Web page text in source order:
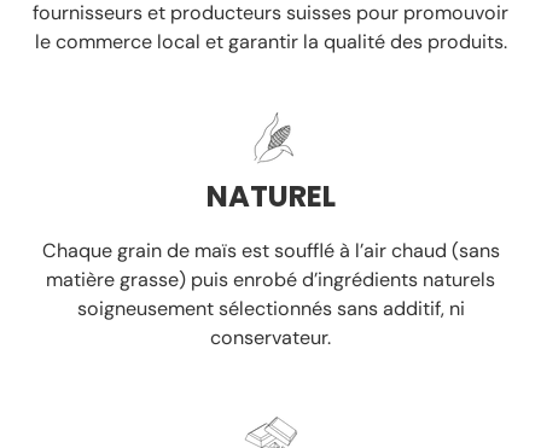
fournisseurs et producteurs suisses pour promouvoir
le commerce local et garantir la qualité des produits.
NATUREL
Chaque grain de maïs est soufflé à l’air chaud (sans
matière grasse) puis enrobé d’ingrédients naturels
soigneusement sélectionnéssans additif, ni
conservateur.